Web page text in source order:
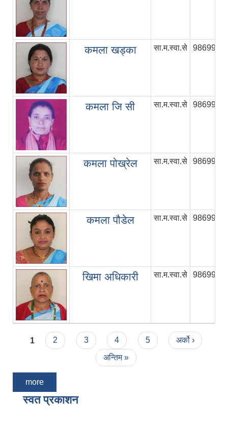
कमला खड्का सा.म.स्वा.से
कमला जि सी सा.म.स्वा.से
कमला पोख्रेल सा.म.स्वा.से
कमला पौडेल सा.म.स्वा.से
खिमा अधिकारी सा.म.स्वा.से
Pages
1 2 3 4 5
अर्को ›
अन्तिम »
more
स्वत प्रकाशन